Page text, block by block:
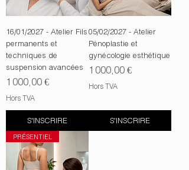
16/01/2027 - Atelier Fils
permanents et
techniques de
suspension avancées
Prix
1 000,00 €
Hors TVA
S'INSCRIRE
05/02/2027 - Atelier
Pénoplastie et
gynécologie esthétique
Prix
1 000,00 €
Hors TVA
S'INSCRIRE
PRÉSENTIEL